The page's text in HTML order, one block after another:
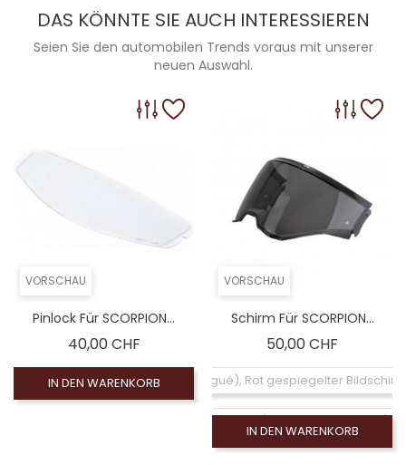
DAS KÖNNTE SIE AUCH INTERESSIEREN
Seien Sie den automobilen Trends voraus mit unserer
neuen Auswahl.
VORSCHAU
Pinlock Für SCORPION...
40,00 CHFPreis
IN DEN WARENKORB
VORSCHAU
Schirm Für SCORPION...
50,00 CHF
Coloré (non homologué), Rot gespiegelter
Coloré (non homologué), Rauchschirm 50%
IN DEN WARENKORB